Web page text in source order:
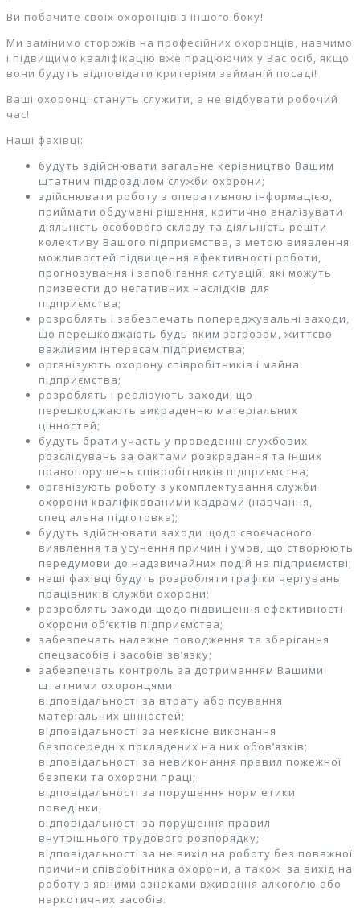
Ви побачите своїх охоронців з іншого боку!
Ми замінимо сторожів на професійних охоронців, навчимо
і підвищимо кваліфікацію вже працюючих у Вас осіб, якщо
вони будуть відповідати критеріям займаній посаді!
Ваші охоронці стануть служити, а не відбувати робочий
час!
Наші фахівці:
будуть здійснювати загальне керівництво Вашим
штатним підрозділом служби охорони;
здійснювати роботу з оперативною інформацією,
приймати обдумані рішення, критично аналізувати
діяльність особового складу та діяльність решти
колективу Вашого підприємства, з метою виявлення
можливостей підвищення ефективності роботи,
прогнозування і запобігання ситуацій, які можуть
призвести до негативних наслідків для
підприємства;
розроблять і забезпечать попереджувальні заходи,
що перешкоджають будь-яким загрозам, життєво
важливим інтересам підприємства;
організують охорону співробітників і майна
підприємства;
розроблять і реалізують заходи, що
перешкоджають викраденню матеріальних
цінностей;
будуть брати участь у проведенні службових
розслідувань за фактами розкрадання та інших
правопорушень співробітників підприємства;
організують роботу з укомплектування служби
охорони кваліфікованими кадрами (навчання,
спеціальна підготовка);
будуть здійснювати заходи щодо своєчасного
виявлення та усунення причин і умов, що створюють
передумови до надзвичайних подій на підприємстві;
наші фахівці будуть розробляти графіки чергувань
працівників служби охорони;
розроблять заходи щодо підвищення ефективності
охорони об’єктів підприємства;
забезпечать належне поводження та зберігання
спецзасобів і засобів зв’язку;
забезпечать контроль за дотриманням Вашими
штатними охоронцями:
відповідальності за втрату або псування
матеріальних цінностей;
відповідальності за неякісне виконання
безпосередніх покладених на них обов’язків;
відповідальності за невиконання правил пожежної
безпеки та охорони праці;
відповідальності за порушення норм етики
поведінки;
відповідальності за порушення правил
внутрішнього трудового розпорядку;
відповідальності за не вихід на роботу без поважної
причини співробітника охорони, а також за вихід на
роботу з явними ознаками вживання алкоголю або
наркотичних засобів.